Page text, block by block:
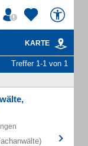
KARTE
Treffer 1-1 von 1